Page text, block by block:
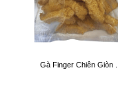
Gà Finger Chiên Giòn ...